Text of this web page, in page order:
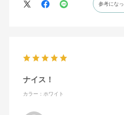
参考にな
ナイス！
カラー：ホワイト